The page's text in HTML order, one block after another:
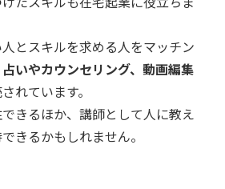
とスキルを求める人をマッチン
占いやカウンセリング、動画編集
れています。
きるほか、講師として人に教え
きるかもしれません。